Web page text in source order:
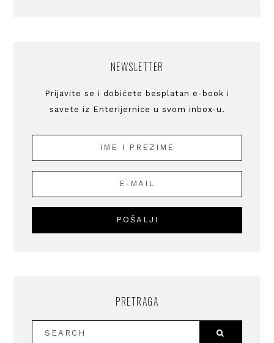
NEWSLETTER
Prijavite se i dobićete besplatan e-book i
savete iz Enterijernice u svom inbox-u.
PRETRAGA